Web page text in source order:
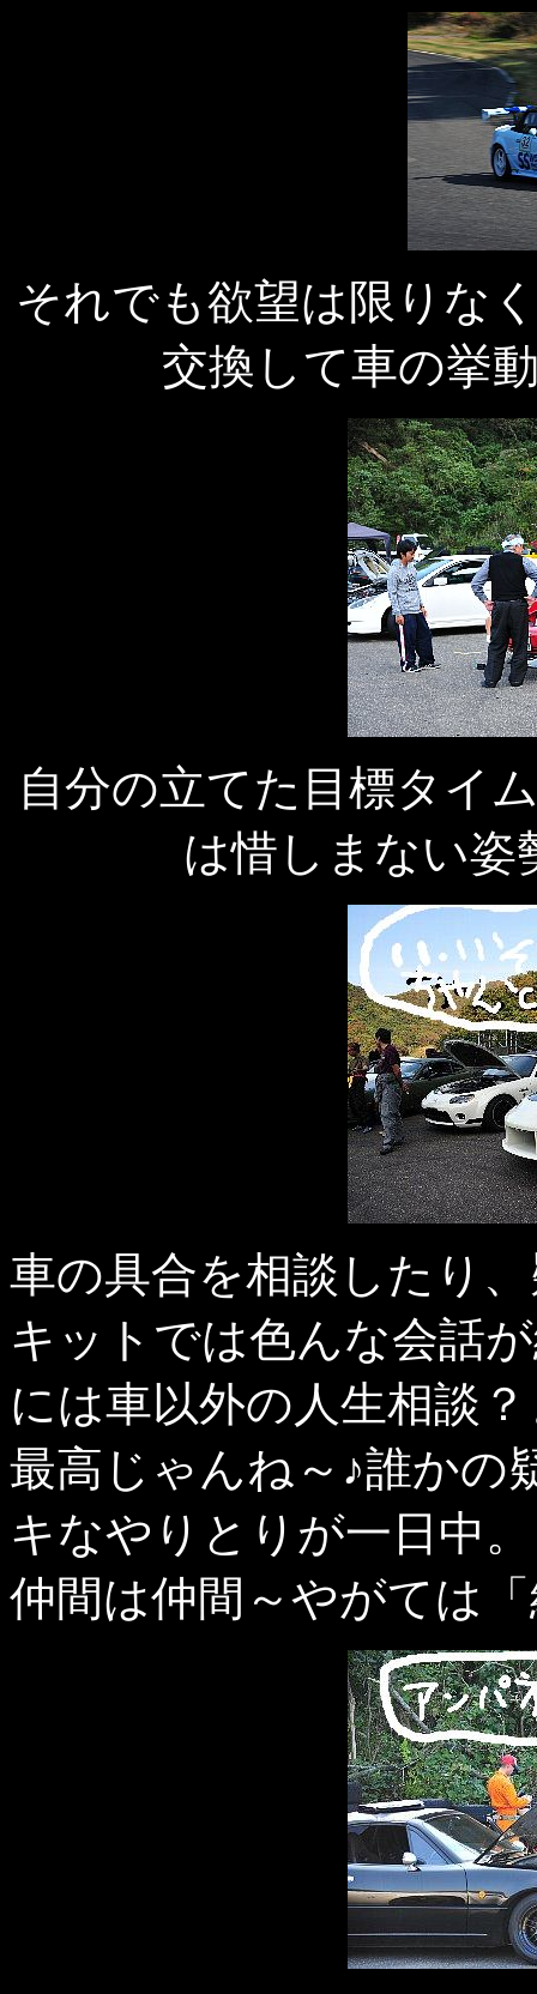
それでも欲望は限りな
交換して車の挙
自分の立てた目標タイ
は惜しまない姿
車の具合を相談したり
キットでは色んな会話
には車以外の人生相談
最高じゃんね～♪誰かの
キなやりとりが一日中
仲間は仲間～やがては